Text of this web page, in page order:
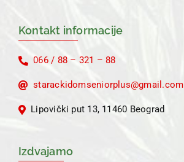
Kontakt informacije
066 / 88 – 321 – 88
starackidomseniorplus@gmail.com
Lipovički put 13, 11460 Beograd
Izdvajamo